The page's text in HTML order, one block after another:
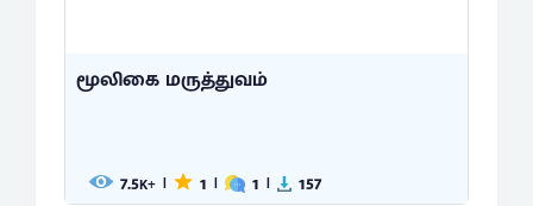
மூலிகை மருத்துவம்
7.5K+ | 1 | 1 | 157